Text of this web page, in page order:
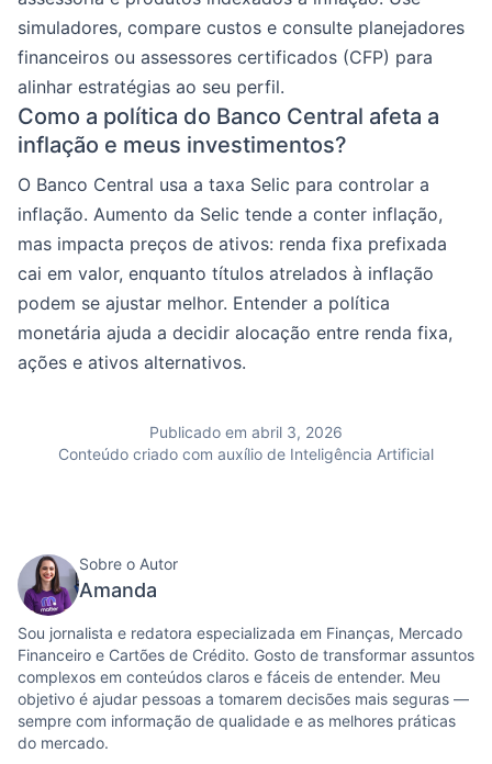
simuladores, compare custos e consulte planejadores
financeiros ou assessores certificados (CFP) para
alinhar estratégias ao seu perfil.
Como a política do Banco Central afeta a
inflação e meus investimentos?
O Banco Central usa a taxa Selic para controlar a
inflação. Aumento da Selic tende a conter inflação,
mas impacta preços de ativos: renda fixa prefixada
cai em valor, enquanto títulos atrelados à inflação
podem se ajustar melhor. Entender a política
monetária ajuda a decidir alocação entre renda fixa,
ações e ativos alternativos.
Publicado em abril 3, 2026
Conteúdo criado com auxílio de Inteligência Artificial
Sobre o Autor
Amanda
Sou jornalista e redatora especializada em Finanças, Mercado
Financeiro e Cartões de Crédito. Gosto de transformar assuntos
complexos em conteúdos claros e fáceis de entender. Meu
objetivo é ajudar pessoas a tomarem decisões mais seguras —
sempre com informação de qualidade e as melhores práticas
do mercado.